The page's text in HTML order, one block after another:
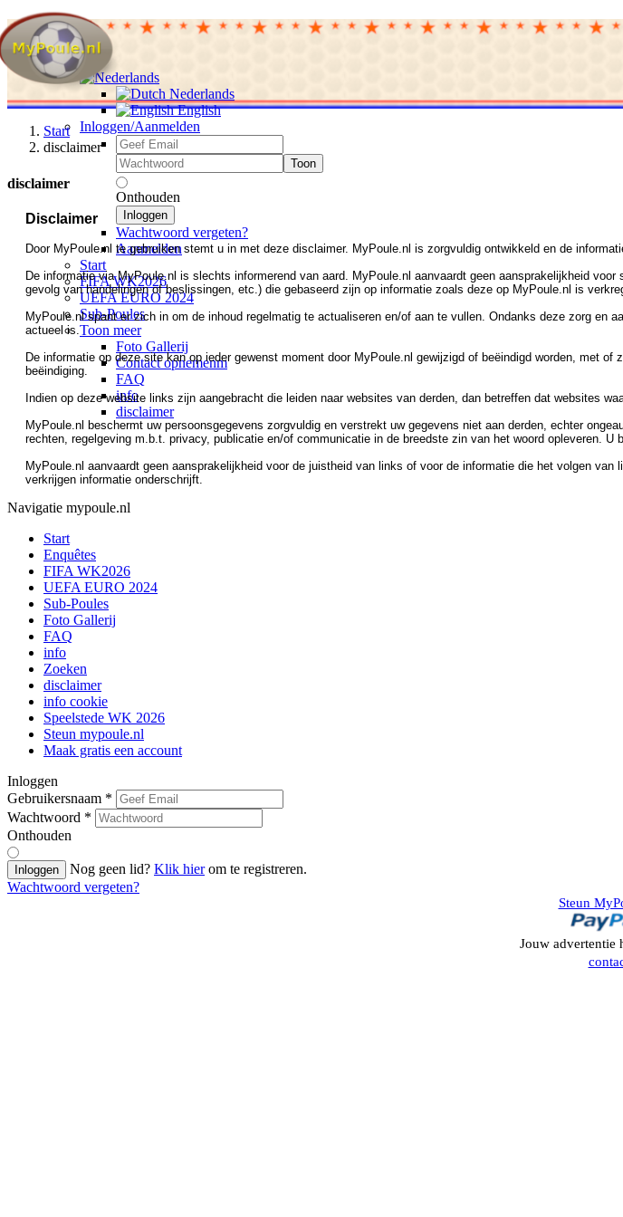
Nederlands
English
Inloggen/Aanmelden
Toon
Onthouden
Inloggen
Wachtwoord vergeten?
Aanmelden
Start
FIFA WK2026
UEFA EURO 2024
Sub-Poules
Toon meer
Foto Gallerij
Contact opnemenm
FAQ
info
disclaimer
Start
disclaimer
disclaimer
Disclaimer
Door MyPoule.nl te gebruiken stemt u in met deze disclaimer. MyPoule.nl is zorgvuldig ontwikkeld en de
De informatie via MyPoule.nl is slechts informerend van aard. MyPoule.nl aanvaardt geen aansprakelijkheid
gevolg van handelingen of beslissingen, etc.) die gebaseerd zijn op informatie zoals deze op MyPoule.nl is
MyPoule.nl spant er zich in om de inhoud regelmatig te actualiseren en/of aan te vullen. Ondanks deze zorg
actueel is.
De informatie op deze site kan op ieder gewenst moment door MyPoule.nl gewijzigd of beëindigd worden, met
beëindiging.
Indien op deze website links zijn aangebracht die leiden naar websites van derden, dan betreffen dat websites
MyPoule.nl beschermt uw persoonsgegevens zorgvuldig en verstrekt uw gegevens niet aan derden, echter
rechten, regelgeving m.b.t. privacy, publicatie en/of communicatie in de breedste zin van het woord opleveren. U
MyPoule.nl aanvaardt geen aansprakelijkheid voor de juistheid van links of voor de informatie die het volgen
verkrijgen informatie onderschrijft.
Navigatie mypoule.nl
Start
Enquêtes
FIFA WK2026
UEFA EURO 2024
Sub-Poules
Foto Gallerij
FAQ
info
Zoeken
disclaimer
info cookie
Speelstede WK 2026
Steun mypoule.nl
Maak gratis een account
Inloggen
Gebruikersnaam *
Wachtwoord *
Onthouden
Inloggen Nog geen lid? Klik hierom te registreren.
Wachtwoord vergeten?
Steun
Jouw advertentie